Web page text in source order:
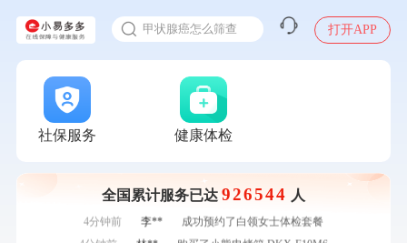
甲状腺癌怎么筛查
打开APP
社保服务 健康体检
全国累计服务已达 926544 人
7分钟前 熊**
购买了时尚羽毛球套装ES-YM601
林**
购买了小熊电烤箱 DKX-F10M6
刚刚
林**
购买了小熊电烤箱 DKX-F10M6
成功预约了女性VIP体检套餐
成功预约了女性VIP体检套餐
1分钟前
成功预约了青年白领男套餐
2分钟前
购买了七年五季黑咖啡速溶低脂无添加蔗糖美式咖啡粉
24g*2盒
2分钟前 柯**
成功预约了关怀老人B套餐
4分钟前
李**
成功预约了白领女士体检套餐